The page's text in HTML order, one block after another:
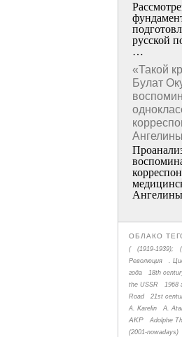
русской
…
«Такой
Булат
ОБЛАКО
( (1919-1939);
Революция
.
года
18th
the USSR
1968
Road
21st
A. Karelin
A.
AKP Adolphe
(2001-nowadays)